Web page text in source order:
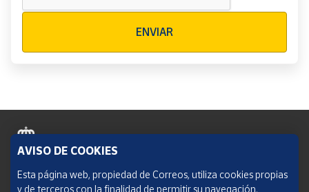
ENVIAR
Política de cookies
AVISO DE COOKIES
Esta página web, propiedad de Correos, utiliza cookies propias
y de terceros con la finalidad de permitir su navegación,